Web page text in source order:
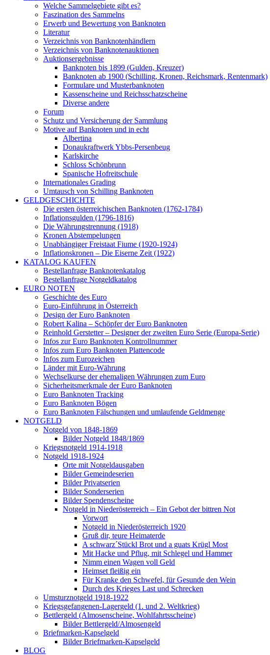
Welche Sammelgebiete gibt es?
Faszination des Sammelns
Erwerb und Bewertung von Banknoten
Literatur
Verzeichnis von Banknotenhändlern
Verzeichnis von Banknotenauktionen
Auktionsergebnisse
Banknoten bis 1899 (Gulden, Kreuzer)
Banknoten ab 1900 (Schilling, Kronen, Reichsmark, Rentenmark)
Formulare und Musterbanknoten
Kassenscheine und Reichsschatzscheine
Diverse andere
Forum
Schutz und Versicherung der Sammlung
Motive auf Banknoten und in echt
Albertina
Donaukraftwerk Ybbs-Persenbeug
Karlskirche
Schloss Schönbrunn
Spanische Hofreitschule
Internationales Grading
Umtausch von Schilling Banknoten
GELDGESCHICHTE
Die ersten österreichischen Banknoten (1762-1784)
Inflationsgulden (1796-1816)
Die Währungstrennung (1918)
Kronen Abstempelungen
Unabhängiger Freistaat Fiume (1920-1924)
Inflationskronen – Die Eiserne Zeit (1922)
KATALOG KAUFEN
Bestellanfrage Banknotenkatalog
Bestellanfrage Notgeldkatalog
EURO NOTEN
Geschichte des Euro
Euro-Einführung in Österreich
Design der Euro Banknoten
Robert Kalina – Schöpfer der Euro Banknoten
Reinhold Gerstetter – Designer der zweiten Euro Serie (Europa-Serie)
Infos zur Euro Banknoten Kontrollnummer
Infos zum Euro Banknoten Plattencode
Infos zum Eurozeichen
Länder mit Euro-Währung
Wechselkurse der ehemaligen Währungen zum Euro
Sicherheitsmerkmale der Euro Banknoten
Euro Banknoten Tracking
Euro Banknoten Bögen
Euro Banknoten Fälschungen und umlaufende Geldmenge
NOTGELD
Notgeld von 1848-1869
Bilder Notgeld 1848/1869
Kriegsnotgeld 1914-1918
Notgeld 1918-1924
Orte mit Notgeldausgaben
Bilder Gemeindeserien
Bilder Privatserien
Bilder Sonderserien
Bilder Spendenscheine
Notgeld in Niederösterreich – Ein Gebot der bittren Not
Vorwort
Notgeld in Niederösterreich 1920
Gruß dir, teure Heimaterde
A schwarz´Stückl Brot und a guats Krügl Most
Mit Hacke und Pflug, mit Schlegel und Hammer
Nimm einen Wagen voll Geld
Heimset fleißig ein
Für Kranke den Schwefel, für Gesunde den Wein
Durch des Krieges Last und Schrecken
Umsturznotgeld 1918-1922
Kriegsgefangenen-Lagergeld (1. und 2. Weltkrieg)
Bettlergeld (Almosenscheine, Wohlfahrtsscheine)
Bilder Bettlergeld/Almosengeld
Briefmarken-Kapselgeld
Bilder Briefmarken-Kapselgeld
BLOG